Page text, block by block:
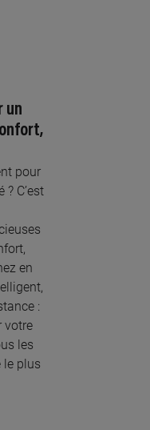
un
pour
C’est
en
:
votre
les
le plus